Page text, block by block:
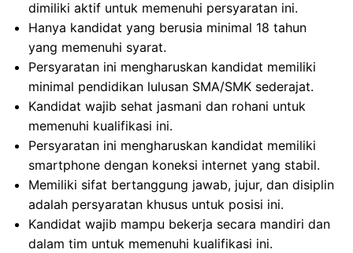
dimiliki aktif untuk memenuhi persyaratan ini.
Hanya kandidat yang berusia minimal 18 tahun
yang memenuhi syarat.
Persyaratan ini mengharuskan kandidat memiliki
minimal pendidikan lulusan SMA/SMK sederajat.
Kandidat wajib sehat jasmani dan rohani untuk
memenuhi kualifikasi ini.
Persyaratan ini mengharuskan kandidat memiliki
smartphone dengan koneksi internet yang stabil.
Memiliki sifat bertanggung jawab, jujur, dan disiplin
adalah persyaratan khusus untuk posisi ini.
Kandidat wajib mampu bekerja secara mandiri dan
dalam tim untuk memenuhi kualifikasi ini.